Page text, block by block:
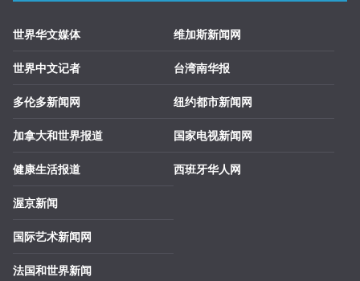
世界华文媒体
世界中文记者
多伦多新闻网
加拿大和世界报道
健康生活报道
渥京新闻
国际艺术新闻网
法国和世界新闻
维加斯新闻网
台湾南华报
纽约都市新闻网
国家电视新闻网
西班牙华人网